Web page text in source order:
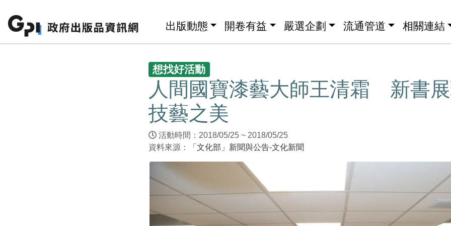
出版動態 開卷有益 嚴選企劃 流通管道 相關連結
想找好活動
人間國寶漆藝大師王清霜 新書
技藝之美
活動時間：2018/05/25 ~ 2018/05/25
資料來源：
「文化部」新聞與公告-文化新聞